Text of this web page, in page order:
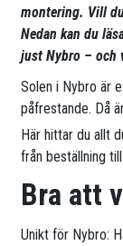
montering. Vill
Nedan kan du
just Nybro – och
Solen i Nybro är
påfrestande. Då
Här hittar du allt
från beställning
Bra att
Unikt för Nybro: